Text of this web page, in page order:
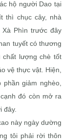
hộ người Dao tại
thì chục cây, nhà
Phìn trước đây
tuyết có thương
chất lượng chè tốt
vệ thực vật. Hiện,
giảm nghèo,
đó còn mở ra
đây.
này ngày dường
tôi phải rời thôn